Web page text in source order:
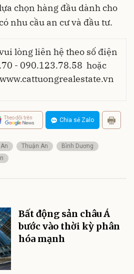
chọn hàng đầu dành cho
nhu cầu an cư và đầu tư.
lòng liên hệ theo số điện
- 090.123.78.58 hoặc
cattuongrealestate.vn
Theo dõi trên Chia sẻ Zalo
Thuận An
Bình Dương
Bất động sản châu Á
bước vào thời kỳ phân
hóa mạnh